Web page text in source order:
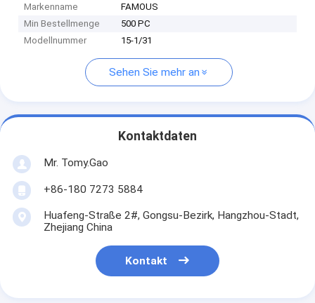
Markenname
FAMOUS
Min Bestellmenge
500 PC
Modellnummer
15-1/31
Sehen Sie mehr an
Kontaktdaten
Mr. Tomy.Gao
+86-180 7273 5884
Huafeng-Straße 2#, Gongsu-Bezirk, Hangzhou-Stadt,
Zhejiang China
Kontakt